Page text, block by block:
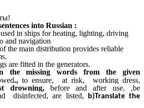
into Russian :
in ships for heating, lighting, driving
and navigation
main distribution provides reliable
fitted in the generators.
the missing words from the given
.,to ensure, at risk,
working dress,
drowning,before and after use. ,be
disinfected, are listed,
b)Translate the